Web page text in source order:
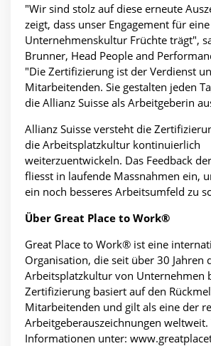
"Wir sind stolz auf diese erneute
zeigt, dass unser Engagement für
Unternehmenskultur Früchte trägt",
Brunner, Head People and
"Die Zertifizierung ist der Verdienst
Mitarbeitenden. Sie gestalten jeden
die Allianz Suisse als Arbeitgeberin
Allianz Suisse versteht die
die Arbeitsplatzkultur kontinuierlich
weiterzuentwickeln. Das Feedback
fliesst in laufende Massnahmen ein,
ein noch besseres Arbeitsumfeld zu
Über Great Place to Work®
Great Place to Work® ist eine
Organisation, die seit über 30 Jahren
Arbeitsplatzkultur von Unternehmen
Zertifizierung basiert auf den
Mitarbeitenden und gilt als eine der
Arbeitgeberauszeichnungen weltweit.
Informationen unter: